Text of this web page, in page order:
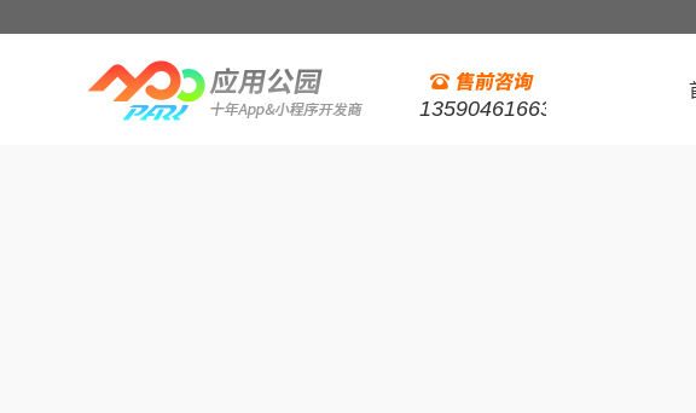
13590461663